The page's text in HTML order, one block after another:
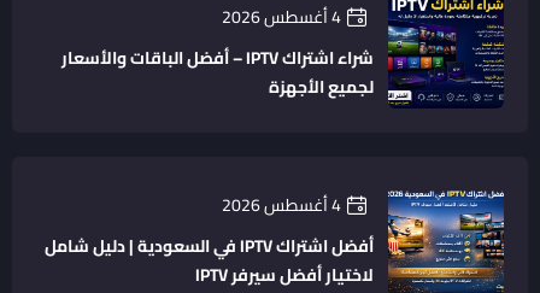
4 أغسطس 2026
شراء اشتراك IPTV – أفضل الباقات والأسعار
لجميع الأجهزة
4 أغسطس 2026
أفضل اشتراك IPTV في السعودية | دليل شامل
لاختيار أفضل سيرفر IPTV